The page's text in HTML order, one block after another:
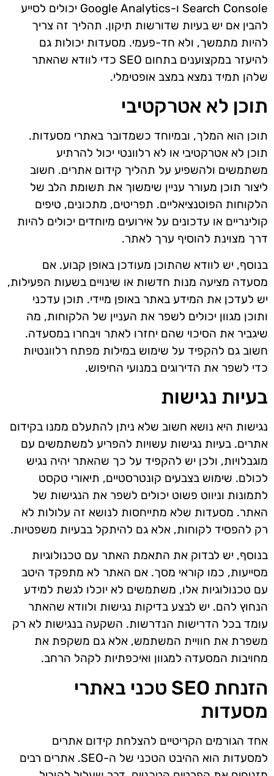
Search Console ו-Google Analytics יכולים לסייע
להבין אם יש בעיות שדורשות תיקון. תהליך זה צריך
להיות מתמשך, ולא חד-פעמי. מסעדות יכולות גם
להיעזר במקצוענים בתחום SEO כדי לוודא שהאתר
שלהן תמיד נמצא במצב אופטימלי.
תוכן לא אטרקטיבי
תוכן הוא המלך, ובמיוחד כשמדובר באתרי מסעדות.
תוכן לא אטרקטיבי או לא רלוונטי יכול להרתיע
משתמשים ולהשפיע על תהליך קידום אתרים. חשוב
ליצור תוכן מעורר עניין שימשוך את תשומת הלב של
הלקוחות הפוטנציאליים. תפריטים, מתכונים, טיפים
קולינריים או עדכונים על אירועים מיוחדים יכולים להיות
דרך מצוינת להוסיף ערך לאתר.
בנוסף, יש לוודא שהתוכן מעודכן באופן קבוע. אם
מסעדה מציעה מנות חדשות או שינויים בשעות הפעילות,
יש לעדכן את המידע באתר באופן מיידי. תוכן עדכני
ותוכן מגוון יכולים לשפר את העניין של הלקוחות, מה
שיגביר את הסיכוי שהם יחזרו לאתר ויבחרו במסעדה.
חשוב גם להקפיד על שימוש במילות מפתח רלוונטיות
כדי לשפר את הדירוגים במנועי החיפוש.
בעיות נגישות
נגישות היא נושא חשוב שלא ניתן להתעלם ממנו בקידום
אתרים. בעיות נגישות עשויות להפריע למשתמשים עם
מוגבלויות, ולכן יש להקפיד על כך שהאתר יהיה נגיש
לכולם. שימוש בצבעים קונטרסטיים, תיאורי טקסט
לתמונות וניווט פשוט יכולים לשפר את הנגישות של
האתר. מסעדות שלא מתייחסות לנושא זה עלולות לא
רק להפסיד לקוחות, אלא גם להיתקל בבעיות משפטיות.
בנוסף, יש לבדוק את התאמת האתר עם טכנולוגיות
מסייעות, כמו קוראי מסך. אם האתר לא מתפקד היטב
עם טכנולוגיות אלו, משתמשים לא יוכלו לגשת למידע
הנחוץ להם. יש לבצע בדיקות נגישות ולוודא שהאתר
עומד בכל הדרישות הנדרשות. השקעה בנגישות לא רק
משפרת את חוויית המשתמש, אלא גם משקפת את
מחויבות המסעדה למגוון ואיכפתיות לקהל הרחב.
הזנחת SEO טכני באתרי
מסעדות
אחד הגורמים הקריטיים להצלחת קידום אתרים
למסעדות הוא ההיבט הטכני של ה-SEO. אתרים רבים